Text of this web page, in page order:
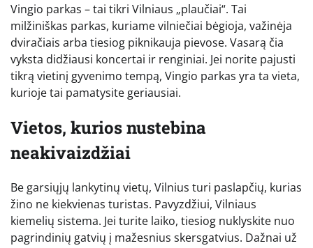
Vingio parkas – tai tikri Vilniaus „plaučiai“. Tai
milžiniškas parkas, kuriame vilniečiai bėgioja, važinėja
dviračiais arba tiesiog piknikauja pievose. Vasarą čia
vyksta didžiausi koncertai ir renginiai. Jei norite pajusti
tikrą vietinį gyvenimo tempą, Vingio parkas yra ta vieta,
kurioje tai pamatysite geriausiai.
Vietos, kurios nustebina
neakivaizdžiai
Be garsiųjų lankytinų vietų, Vilnius turi paslapčių, kurias
žino ne kiekvienas turistas. Pavyzdžiui, Vilniaus
kiemelių sistema. Jei turite laiko, tiesiog nuklyskite nuo
pagrindinių gatvių į mažesnius skersgatvius. Dažnai už